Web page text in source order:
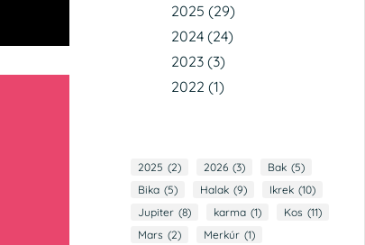
2025 (29)
2024 (24)
2023 (3)
2022 (1)
2025 (2) 2026 (3) Bak (5)
Bika (5) Halak (9) Ikrek (10)
Jupiter (8) karma (1) Kos (11)
Mars (2) Merkúr (1)